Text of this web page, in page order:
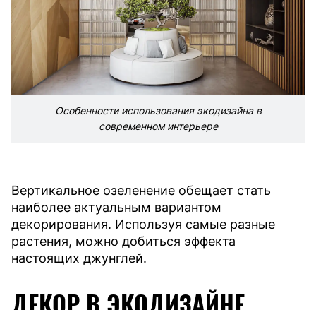
Особенности использования экодизайна в
современном интерьере
Вертикальное озеленение обещает стать
наиболее актуальным вариантом
декорирования. Используя самые разные
растения, можно добиться эффекта
настоящих джунглей.